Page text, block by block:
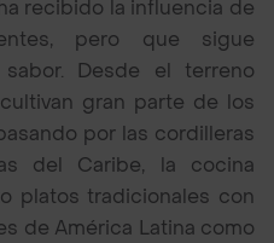
recibido la influencia de
pero que sigue
Desde el terreno
gran parte de los
por las cordilleras
del Caribe, la cocina
platos tradicionales con
de América Latina como